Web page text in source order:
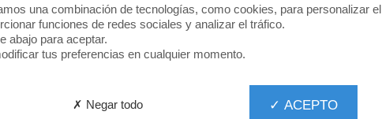
Singularu
una combinación de tecnologías, como cookies, para personalizar el
funciones de redes sociales y analizar el tráfico.
abajo para aceptar.
tus preferencias en cualquier momento.
✓ ACEPTO
✗ Negar todo